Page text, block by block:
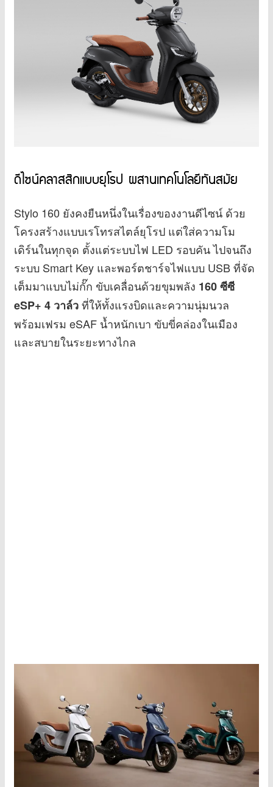
ดีไซน์คลาสสิกแบบยุโรป ผสานเทคโนโลยีทันสมัย
Stylo 160 ยังคงยืนหนึ่งในเรื่องของงานดีไซน์ ด้วย
โครงสร้างแบบเรโทรสไตล์ยุโรป แต่ใส่ความโม
เดิร์นในทุกจุด ตั้งแต่ระบบไฟ LED รอบคัน ไปจนถึง
ระบบ Smart Key และพอร์ตชาร์จไฟแบบ USB ที่จัด
เต็มมาแบบไม่กั๊ก ขับเคลื่อนด้วยขุมพลัง 160 ซีซี
eSP+ 4 วาล์วที่ให้ทั้งแรงบิดและความนุ่มนวล
พร้อมเฟรม eSAF น้ำหนักเบา ขับขี่คล่องในเมือง
และสบายในระยะทางไกล